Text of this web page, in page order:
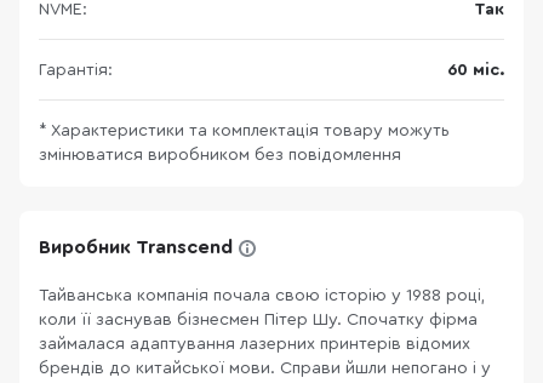
NVME: Так
Гарантія: 60 міс.
* Характеристики та комплектація товару можуть
змінюватися виробником без повідомлення
Виробник Transcend
Тайванська компанія почала свою історію у 1988 році,
коли її заснував бізнесмен Пітер Шу. Спочатку фірма
займалася адаптування лазерних принтерів відомих
брендів до китайської мови. Справи йшли непогано і у